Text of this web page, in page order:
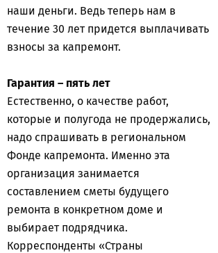
наши деньги. Ведь теперь нам в
течение 30 лет придется выплачивать
взносы за капремонт.
Гарантия – пять лет
Естественно, о качестве работ,
которые и полугода не продержались,
надо спрашивать в региональном
Фонде капремонта. Именно эта
организация занимается
составлением сметы будущего
ремонта в конкретном доме и
выбирает подрядчика.
Корреспонденты «Страны